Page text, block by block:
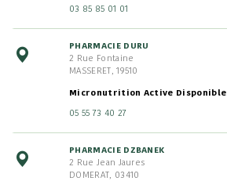
03 85 85 01 01
PHARMACIE DURU
2 Rue Fontaine
MASSERET, 19510
Micronutrition Active Disponible
05 55 73 40 27
PHARMACIE DZBANEK
2 Rue Jean Jaures
DOMERAT, 03410